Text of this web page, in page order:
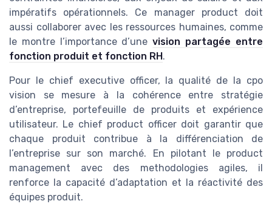
impératifs opérationnels. Ce manager product doit
aussi collaborer avec les ressources humaines, comme
le montre l’importance d’unevision partagée entre
fonction produit et fonction RH .
Pour le chief executive officer, la qualité de la cpo
vision se mesure à la cohérence entre stratégie
d’entreprise, portefeuille de produits et expérience
utilisateur. Le chief product officer doit garantir que
chaque produit contribue à la différenciation de
l’entreprise sur son marché. En pilotant le product
management avec des methodologies agiles, il
renforce la capacité d’adaptation et la réactivité des
équipes produit.